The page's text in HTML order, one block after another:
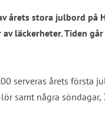
årets stora julbord på
läckerheter. Tiden
serveras årets första
samt några